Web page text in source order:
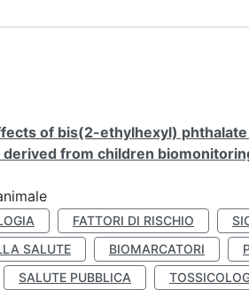
of bis(2-ethylhexyl)
from children
FATTORI DI RISCHIO
SALUTE BIOMARCATORI
SALUTE PUBBLICA